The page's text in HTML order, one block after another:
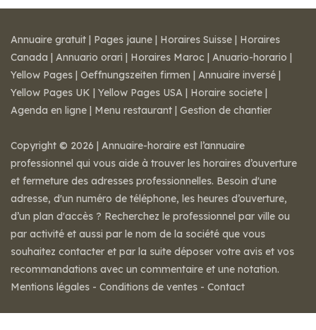
Annuaire gratuit | Pages jaune | Horaires Suisse | Horaires
Canada | Annuario orari | Horaires Maroc | Anuario-horario |
Yellow Pages | Oeffnungszeiten firmen | Annuaire inversé |
Yellow Pages UK | Yellow Pages USA | Horaire societe |
Agenda en ligne | Menu restaurant | Gestion de chantier
Copyright © 2026 | Annuaire-horaire est l’annuaire
professionnel qui vous aide à trouver les horaires d’ouverture
et fermeture des adresses professionnelles. Besoin d'une
adresse, d'un numéro de téléphone, les heures d’ouverture,
d’un plan d'accès ? Recherchez le professionnel par ville ou
par activité et aussi par le nom de la société que vous
souhaitez contacter et par la suite déposer votre avis et vos
recommandations avec un commentaire et une notation.
Mentions légales - Conditions de ventes - Contact